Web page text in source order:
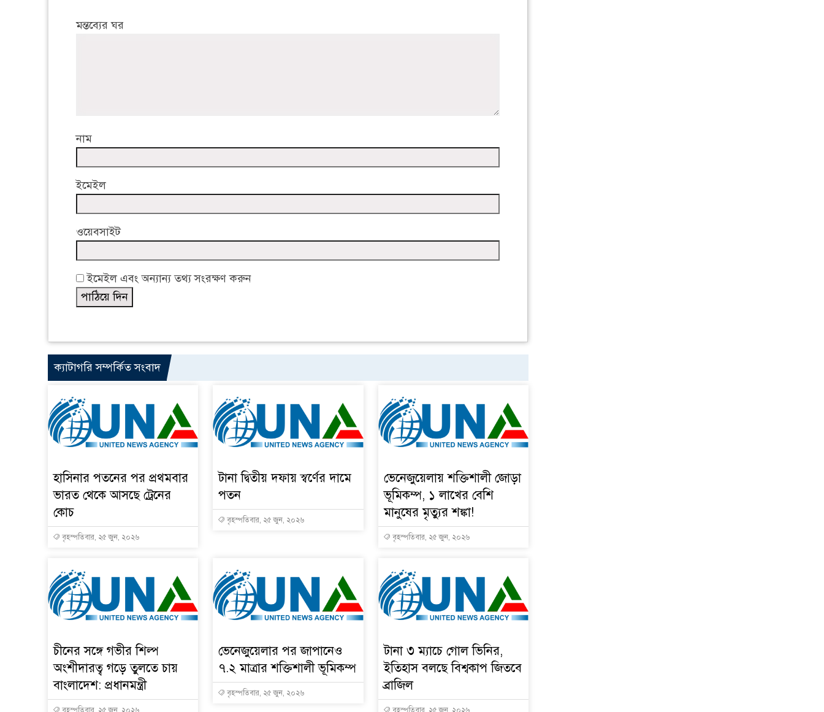
মন্তব্যের ঘর
নাম
ইমেইল
ওয়েবসাইট
ইমেইল এবং অন্যান্য তথ্য সংরক্ষণ করুন
ক্যাটাগরি সম্পর্কিত সংবাদ
হাসিনার পতনের পর প্রথমবার
ভারত থেকে আসছে ট্রেনের
কোচ
বৃহস্পতিবার, ২৫ জুন, ২০২৬
টানা দ্বিতীয় দফায় স্বর্ণের দামে
পতন
বৃহস্পতিবার, ২৫ জুন, ২০২৬
ভেনেজুয়েলায় শক্তিশালী জোড়া
ভূমিকম্প, ১ লাখের বেশি
মানুষের মৃত্যুর শঙ্কা!
বৃহস্পতিবার, ২৫ জুন, ২০২৬
চীনের সঙ্গে গভীর শিল্প
অংশীদারত্ব গড়ে তুলতে চায়
বাংলাদেশ: প্রধানমন্ত্রী
বৃহস্পতিবার, ২৫ জুন, ২০২৬
ভেনেজুয়েলার পর জাপানেও
৭.২ মাত্রার শক্তিশালী ভূমিকম্প
বৃহস্পতিবার, ২৫ জুন, ২০২৬
টানা ৩ ম্যাচে গোল ভিনির,
ইতিহাস বলছে বিশ্বকাপ জিতবে
ব্রাজিল
বৃহস্পতিবার, ২৫ জুন, ২০২৬